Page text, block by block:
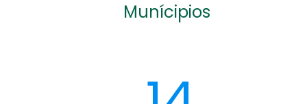
Munícipios